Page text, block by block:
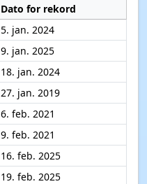
Dato for rekord
5. jan. 2024
9. jan. 2025
18. jan. 2024
27. jan. 2019
6. feb. 2021
9. feb. 2021
16. feb. 2025
19. feb. 2025